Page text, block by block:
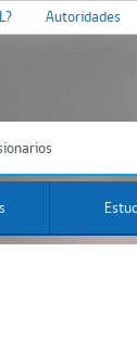
Autoridades